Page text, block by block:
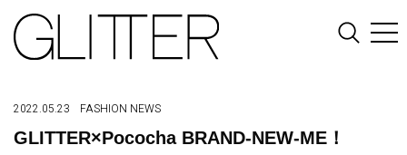
2022.05.23 FASHION NEWS
GLITTER×Pococha BRAND-NEW-ME！